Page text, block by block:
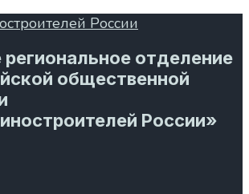
региональное отделение
общественной
России»